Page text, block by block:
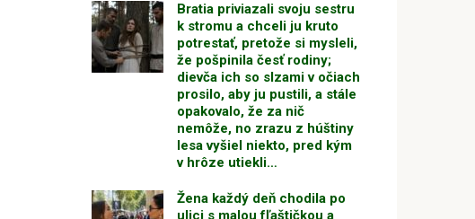
Bratia priviazali svoju sestru
k stromu a chceli ju kruto
potrestať, pretože si mysleli,
že pošpinila česť rodiny;
dievča ich so slzami v očiach
prosilo, aby ju pustili, a stále
opakovalo, že za nič
nemôže, no zrazu z húštiny
lesa vyšiel niekto, pred kým
v hrôze utiekli…
Žena každý deň chodila po
ulici s malou fľaštičkou a